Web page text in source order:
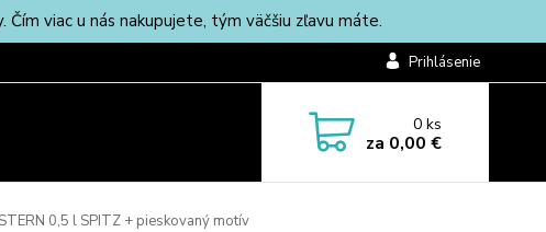
viac u nás nakupujete, tým väčšiu zľavu máte.
Prihlásenie
0ks
za 0,00 €
0,5 l SPITZ + pieskovaný motív